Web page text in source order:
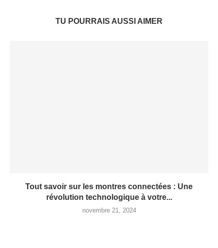
TU POURRAIS AUSSI AIMER
Tout savoir sur les montres connectées : Une
révolution technologique à votre...
novembre 21, 2024